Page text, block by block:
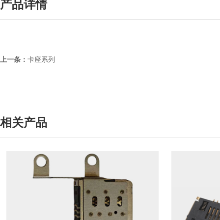
产品详情
上一条： 卡座系列
相关产品